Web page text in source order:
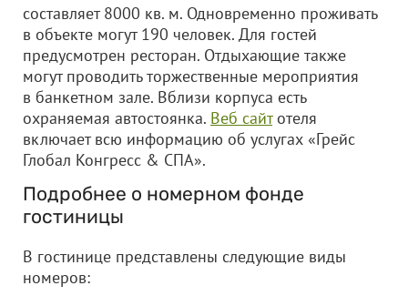
составляет 8000 кв. м. Одновременно проживать
в объекте могут 190 человек. Для гостей
предусмотрен ресторан. Отдыхающие также
могут проводить торжественные мероприятия
в банкетном зале. Вблизи корпуса есть
охраняемая автостоянка. Веб сайтотеля
включает всю информацию об услугах «Грейс
Глобал Конгресс & СПА».
Подробнее о номерном фонде
гостиницы
В гостинице представлены следующие виды
номеров: